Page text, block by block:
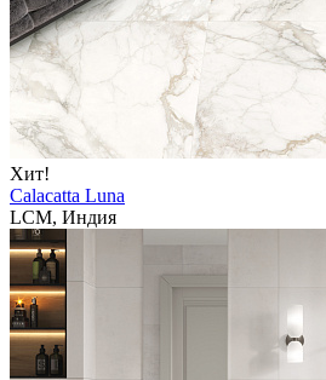
Хит!
Calacatta Luna
LCM, Индия